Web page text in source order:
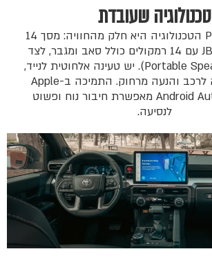
טכנולוגיה שעובדת
בגרסת Premium הטכנולוגיה היא חלק מהחוויה: מסך 14
אינץ׳ ומערכת JBL עם 14 רמקולים כולל סאב ומגבר, לצד
רמקול נייד (Portable Speaker). יש טעינה אלחוטית לנייד,
פתיחה בקרבה לרכב והנעה מרחוק. התמיכה ב-Apple
CarPlay וב-Android Auto מאפשרת חיבור נוח ופשוט
לנסיעה.